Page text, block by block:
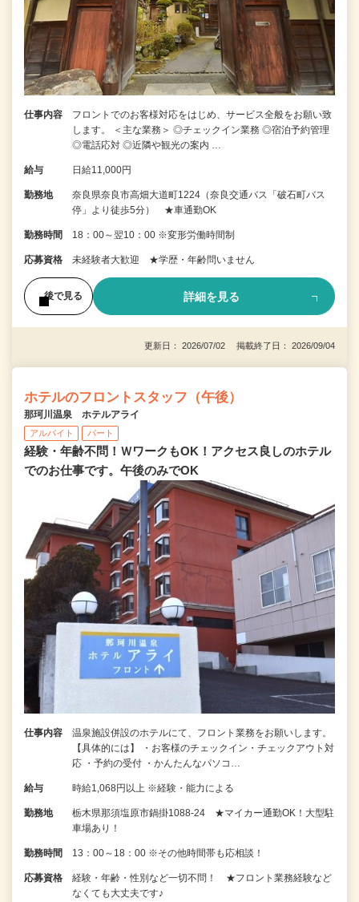
仕事内容
フロントでのお客様対応をはじめ、サービス全般をお願い致
します。 ＜主な業務＞ ◎チェックイン業務 ◎宿泊予約管理
◎電話応対 ◎近隣や観光の案内 …
給与 日給11,000円
勤務地
奈良県奈良市高畑大道町1224（奈良交通バス「破石町バス
停」より徒歩5分） ★車通勤OK
勤務時間 18：00～翌10：00 ※変形労働時間制
応募資格 未経験者大歓迎 ★学歴・年齢問いません
後で見る 詳細を見る
更新日： 2026/07/02 掲載終了日： 2026/09/04
ホテルのフロントスタッフ（午後）
那珂川温泉 ホテルアライ
アルバイト パート
経験・年齢不問！ＷワークもOK！アクセス良しのホテル
でのお仕事です。午後のみでOK
仕事内容
温泉施設併設のホテルにて、フロント業務をお願いします。
【具体的には】 ・お客様のチェックイン・チェックアウト対
応 ・予約の受付 ・かんたんなパソコ…
給与 時給1,068円以上 ※経験・能力による
勤務地
栃木県那須塩原市鍋掛1088-24 ★マイカー通勤OK！大型駐
車場あり！
勤務時間 13：00～18：00 ※その他時間帯も応相談！
応募資格
経験・年齢・性別など一切不問！ ★フロント業務経験など
なくても大丈夫です♪